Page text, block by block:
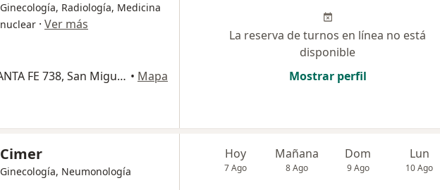
Ginecología, Radiología, Medicina
nuclear · Ver más
PROVINCIA DE SANTA FE 738, San Miguel de Tucumán • Mapa
La reserva de turnos en línea no está
disponible
Mostrar perfil
Cimer
Ginecología, Neumonología
Hoy
7 Ago
Mañana
8 Ago
Dom
9 Ago
Lun
10 Ago